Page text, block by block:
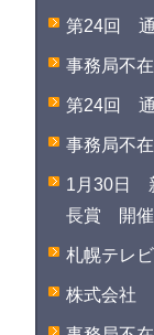
第24回
事務局不
第24回 通
事務局不
1月30日
長賞 開催
札幌テレ
株式会社